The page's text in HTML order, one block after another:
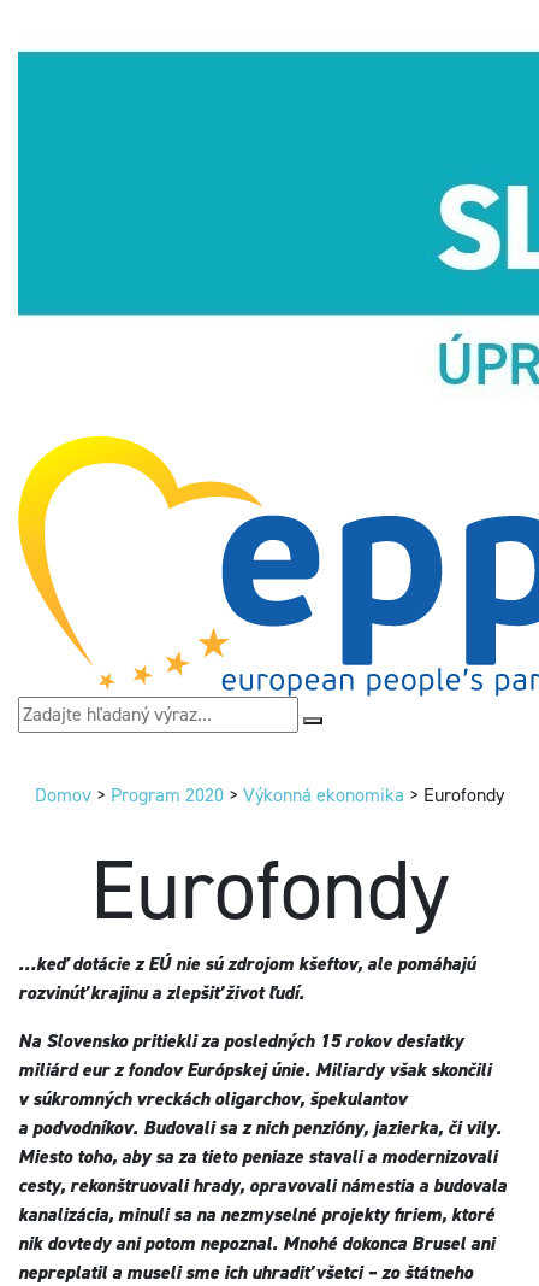
Domov > Program 2020 > Výkonná ekonomika > Eurofondy
Eurofondy
…keď dotácie z EÚ nie sú zdrojom kšeftov, ale pomáhajú
rozvinúť krajinu a zlepšiť život ľudí.
Na Slovensko pritiekli za posledných 15 rokov desiatky
miliárd eur z fondov Európskej únie. Miliardy však skončili
v súkromných vreckách oligarchov, špekulantov
a podvodníkov. Budovali sa z nich penzióny, jazierka, či vily.
Miesto toho, aby sa za tieto peniaze stavali a modernizovali
cesty, rekonštruovali hrady, opravovali námestia a budovala
kanalizácia, minuli sa na nezmyselné projekty firiem, ktoré
nik dovtedy ani potom nepoznal. Mnohé dokonca Brusel ani
nepreplatil a museli sme ich uhradiť všetci – zo štátneho